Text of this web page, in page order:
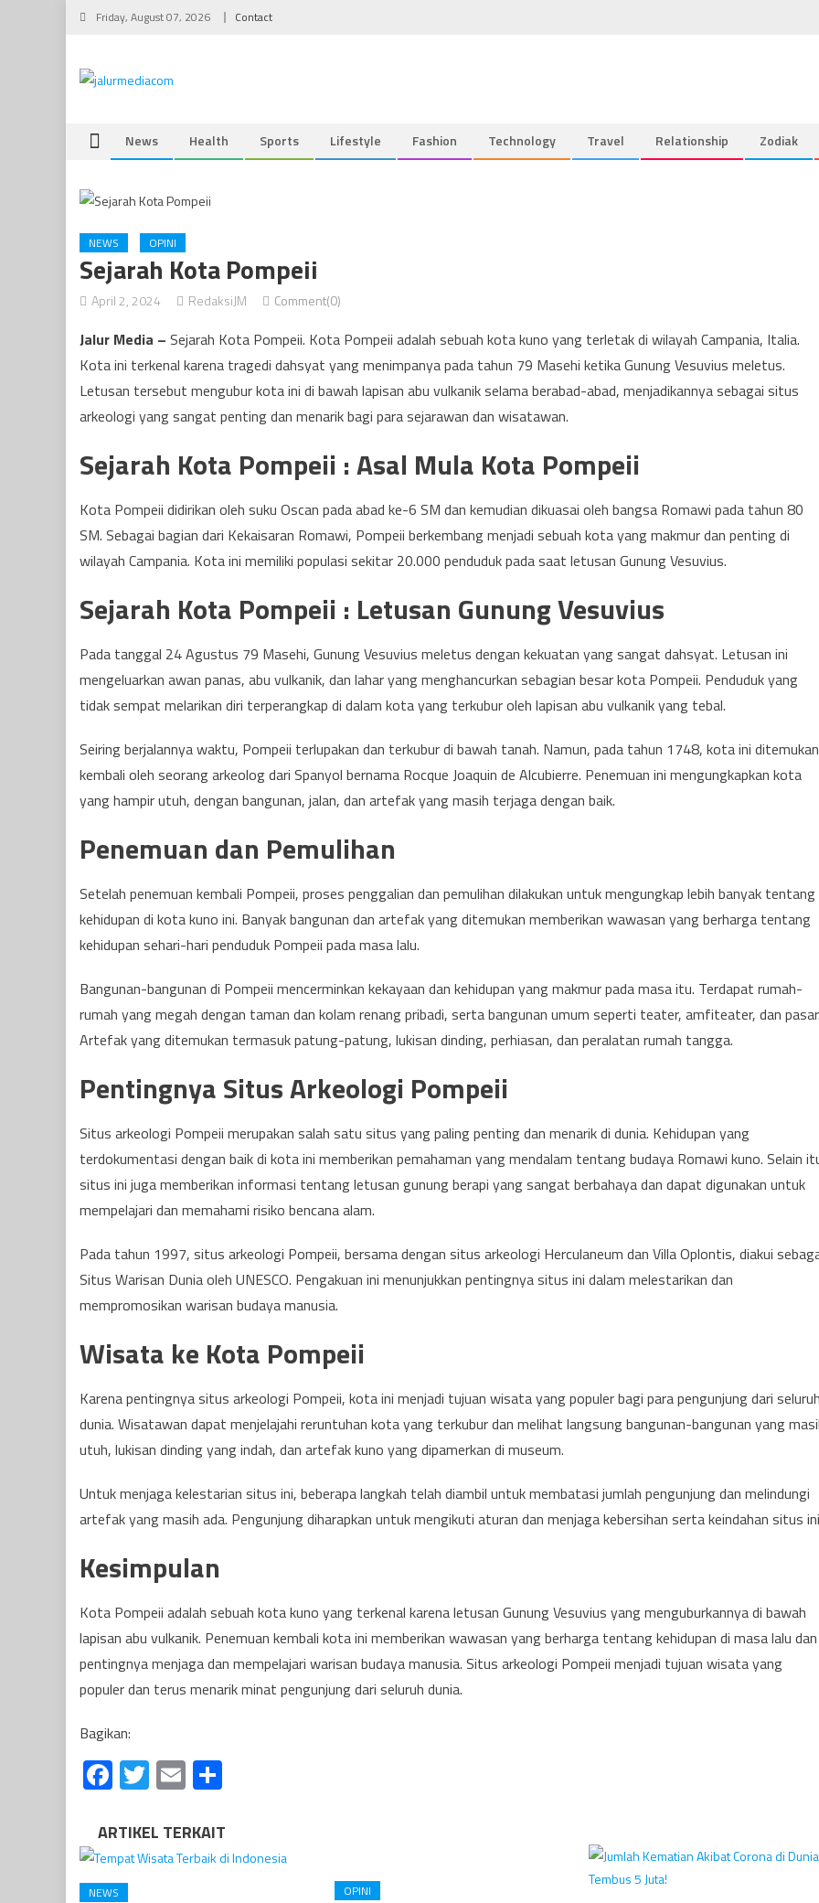
Skip
Friday, August 07, 2026 Contact
News Health Sports Lifestyle Fashion Technology Travel Relationship Zodiak
NEWS OPINI
Sejarah Kota Pompeii
April 2, 2024 RedaksiJM Comment(0)
Jalur Media – Sejarah Kota Pompeii. Kota Pompeii adalah sebuah kota kuno yang terletak di wilayah Campania, Italia.
Kota ini terkenal karena tragedi dahsyat yang menimpanya pada tahun 79 Masehi ketika Gunung Vesuvius meletus.
Letusan tersebut mengubur kota ini di bawah lapisan abu vulkanik selama berabad-abad, menjadikannya sebagai situs
arkeologi yang sangat penting dan menarik bagi para sejarawan dan wisatawan.
Sejarah Kota Pompeii : Asal Mula Kota Pompeii
Kota Pompeii didirikan oleh suku Oscan pada abad ke-6 SM dan kemudian dikuasai oleh bangsa Romawi pada tahun 80
SM. Sebagai bagian dari Kekaisaran Romawi, Pompeii berkembang menjadi sebuah kota yang makmur dan penting di
wilayah Campania. Kota ini memiliki populasi sekitar 20.000 penduduk pada saat letusan Gunung Vesuvius.
Sejarah Kota Pompeii : Letusan Gunung Vesuvius
Pada tanggal 24 Agustus 79 Masehi, Gunung Vesuvius meletus dengan kekuatan yang sangat dahsyat. Letusan ini
mengeluarkan awan panas, abu vulkanik, dan lahar yang menghancurkan sebagian besar kota Pompeii. Penduduk yang
tidak sempat melarikan diri terperangkap di dalam kota yang terkubur oleh lapisan abu vulkanik yang tebal.
Seiring berjalannya waktu, Pompeii terlupakan dan terkubur di bawah tanah. Namun, pada tahun 1748, kota ini ditemukan
kembali oleh seorang arkeolog dari Spanyol bernama Rocque Joaquin de Alcubierre. Penemuan ini mengungkapkan kota
yang hampir utuh, dengan bangunan, jalan, dan artefak yang masih terjaga dengan baik.
Penemuan dan Pemulihan
Setelah penemuan kembali Pompeii, proses penggalian dan pemulihan dilakukan untuk mengungkap lebih banyak tentang
kehidupan di kota kuno ini. Banyak bangunan dan artefak yang ditemukan memberikan wawasan yang berharga tentang
kehidupan sehari-hari penduduk Pompeii pada masa lalu.
Bangunan-bangunan di Pompeii mencerminkan kekayaan dan kehidupan yang makmur pada masa itu. Terdapat rumah-
rumah yang megah dengan taman dan kolam renang pribadi, serta bangunan umum seperti teater, amfiteater, dan
Artefak yang ditemukan termasuk patung-patung, lukisan dinding, perhiasan, dan peralatan rumah tangga.
Pentingnya Situs Arkeologi Pompeii
Situs arkeologi Pompeii merupakan salah satu situs yang paling penting dan menarik di dunia. Kehidupan yang
terdokumentasi dengan baik di kota ini memberikan pemahaman yang mendalam tentang budaya Romawi kuno. Selain
situs ini juga memberikan informasi tentang letusan gunung berapi yang sangat berbahaya dan dapat digunakan untuk
mempelajari dan memahami risiko bencana alam.
Pada tahun 1997, situs arkeologi Pompeii, bersama dengan situs arkeologi Herculaneum dan Villa Oplontis, diakui
Situs Warisan Dunia oleh UNESCO. Pengakuan ini menunjukkan pentingnya situs ini dalam melestarikan dan
mempromosikan warisan budaya manusia.
Wisata ke Kota Pompeii
Karena pentingnya situs arkeologi Pompeii, kota ini menjadi tujuan wisata yang populer bagi para pengunjung dari
dunia. Wisatawan dapat menjelajahi reruntuhan kota yang terkubur dan melihat langsung bangunan-bangunan yang
utuh, lukisan dinding yang indah, dan artefak kuno yang dipamerkan di museum.
Untuk menjaga kelestarian situs ini, beberapa langkah telah diambil untuk membatasi jumlah pengunjung dan melindungi
artefak yang masih ada. Pengunjung diharapkan untuk mengikuti aturan dan menjaga kebersihan serta keindahan situs
Kesimpulan
Kota Pompeii adalah sebuah kota kuno yang terkenal karena letusan Gunung Vesuvius yang menguburkannya di bawah
lapisan abu vulkanik. Penemuan kembali kota ini memberikan wawasan yang berharga tentang kehidupan di masa lalu dan
pentingnya menjaga dan mempelajari warisan budaya manusia. Situs arkeologi Pompeii menjadi tujuan wisata yang
populer dan terus menarik minat pengunjung dari seluruh dunia.
Bagikan:
Facebook
Twitter
Email
ARTIKEL TERKAIT
NEWS OPINI